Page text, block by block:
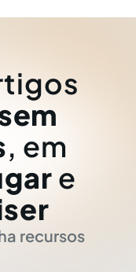
, em
e
recursos